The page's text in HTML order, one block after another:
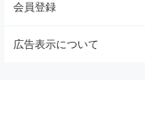
会員登録
広告表示について